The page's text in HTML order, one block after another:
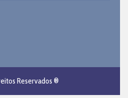
Reservados ®